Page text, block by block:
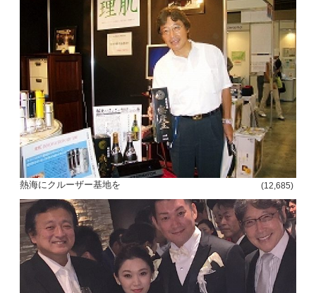
熱海にクルーザー基地を (12,685)